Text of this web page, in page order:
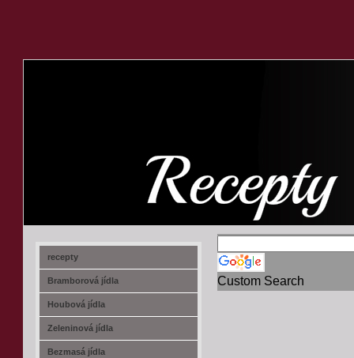
Custom Search
recepty
Bramborová jídla
Houbová jídla
Zeleninová jídla
Bezmasá jídla